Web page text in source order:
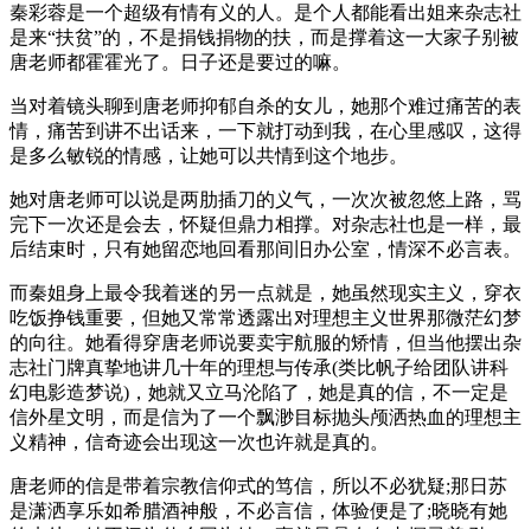
秦彩蓉是一个超级有情有义的人。是个人都能看出姐来杂志社
是来“扶贫”的，不是捐钱捐物的扶，而是撑着这一大家子别被
唐老师都霍霍光了。日子还是要过的嘛。
当对着镜头聊到唐老师抑郁自杀的女儿，她那个难过痛苦的表
情，痛苦到讲不出话来，一下就打动到我，在心里感叹，这得
是多么敏锐的情感，让她可以共情到这个地步。
她对唐老师可以说是两肋插刀的义气，一次次被忽悠上路，骂
完下一次还是会去，怀疑但鼎力相撑。对杂志社也是一样，最
后结束时，只有她留恋地回看那间旧办公室，情深不必言表。
而秦姐身上最令我着迷的另一点就是，她虽然现实主义，穿衣
吃饭挣钱重要，但她又常常透露出对理想主义世界那微茫幻梦
的向往。她看得穿唐老师说要卖宇航服的矫情，但当他摆出杂
志社门牌真挚地讲几十年的理想与传承(类比帆子给团队讲科
幻电影造梦说)，她就又立马沦陷了，她是真的信，不一定是
信外星文明，而是信为了一个飘渺目标抛头颅洒热血的理想主
义精神，信奇迹会出现这一次也许就是真的。
唐老师的信是带着宗教信仰式的笃信，所以不必犹疑;那日苏
是潇洒享乐如希腊酒神般，不必言信，体验便是了;晓晓有她